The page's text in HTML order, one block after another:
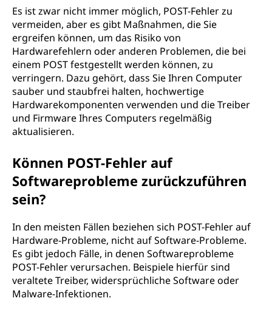
Es ist zwar nicht immer möglich, POST-Fehler zu
vermeiden, aber es gibt Maßnahmen, die Sie
ergreifen können, um das Risiko von
Hardwarefehlern oder anderen Problemen, die bei
einem POST festgestellt werden können, zu
verringern. Dazu gehört, dass Sie Ihren Computer
sauber und staubfrei halten, hochwertige
Hardwarekomponenten verwenden und die Treiber
und Firmware Ihres Computers regelmäßig
aktualisieren.
Können POST-Fehler auf
Softwareprobleme zurückzuführen
sein?
In den meisten Fällen beziehen sich POST-Fehler auf
Hardware-Probleme, nicht auf Software-Probleme.
Es gibt jedoch Fälle, in denen Softwareprobleme
POST-Fehler verursachen. Beispiele hierfür sind
veraltete Treiber, widersprüchliche Software oder
Malware-Infektionen.